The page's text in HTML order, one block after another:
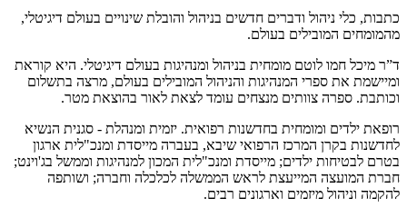
כתבות, כלי ניהול ודברים חדשים בניהול והובלת שינויים בעולם דיגיטלי,
מהמומחים המובילים בעולם.
ד”ר מיכל חמו לוטם מומחית בניהול ומנהיגות בעולם דיגיטלי. היא קוראת
ומיישמת את ספרי המנהיגות והניהול המובילים בעולם, מרצה בתשלום
וכותבת. ספרה צוותים מנצחים עומד לצאת לאור בהוצאת מטר.
רופאת ילדים ומומחית בחדשנות רפואית. יזמית ומנהלת - סגנית הנשיא
לחדשנות בקרן המרכז הרפואי שיבא, בעברה מייסדת ומנכ"לית ארגון
בטרם לבטיחות ילדים; מייסדת ומנכ"לית המכון למנהיגות וממשל בג'וינט;
חברת המועצה המייעצת לראש הממשלה לכלכלה וחברה; ושותפה
להקמה וניהול מיזמים וארגונים רבים.